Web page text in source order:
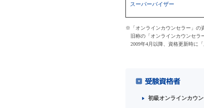
スーパーバイザー
※「オンラインカウンセラー」の
旧称の「オンラインカウンセラ
2009年4月以降、資格更新時に
初級オンラインカウ